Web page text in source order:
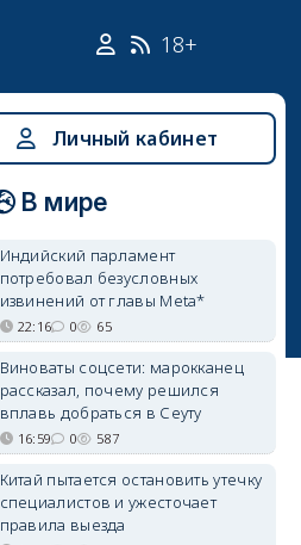
18+
Личный кабинет
В мире
Индийский парламент
потребовал безусловных
извинений от главы Meta*
22:16 0 65
Виноваты соцсети: марокканец
рассказал, почему решился
вплавь добраться в Сеуту
16:59 0 587
Китай пытается остановить утечку
специалистов и ужесточает
правила выезда